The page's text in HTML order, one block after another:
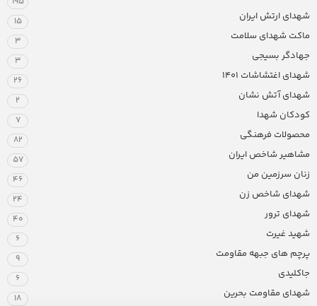
شهدای ارتش ایران 15
ماکت شهدای سلامت 3
جهادگر بسیجی 3
شهدای اغتشاشات 1401 26
شهدای آتش نشان 2
کودکان شهدا 7
محصولات فرهنگی 82
مشاهیر شاخص ایران 57
زنان سرزمین من 46
شهدای شاخص زن 24
شهدای ترور 40
شهید غیرت 6
پرچم های جبهه مقاومت 9
جاکلیدی 6
شهدای مقاومت بحرین 18